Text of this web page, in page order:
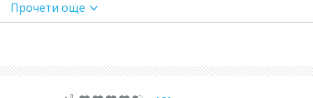
само за нови резервации, направени в периода от
до хотела в Прага. Нощувка.
Прочети още